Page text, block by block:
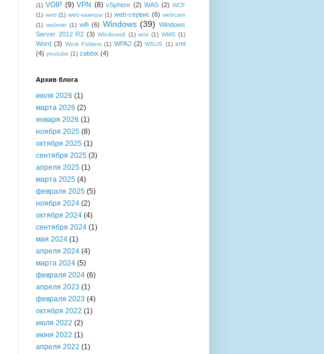
(1) VOIP (9) VPN (8) vSphere (2) WAS (2) WCF
(1) web (1) web-камеры (1) web-сервис (6) webcam
(1) webmin (1) wifi (6) Windows (39) Windows
Server 2012 R2 (3) Windows8 (1) wmi (1) WMS (1)
Word (3) Work Folders (1) WPA2 (2) WSUS (1) xml
(4) youtube (1) zabbix (4)
Архив блога
июля 2026 (1)
марта 2026 (2)
января 2026 (1)
ноября 2025 (8)
октября 2025 (1)
сентября 2025 (3)
апреля 2025 (1)
марта 2025 (4)
февраля 2025 (5)
ноября 2024 (2)
октября 2024 (4)
сентября 2024 (1)
мая 2024 (1)
апреля 2024 (4)
марта 2024 (5)
февраля 2024 (6)
апреля 2023 (1)
февраля 2023 (4)
октября 2022 (1)
июля 2022 (2)
июня 2022 (1)
апреля 2022 (1)